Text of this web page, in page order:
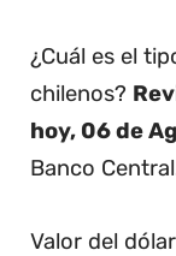
¿Cuál es el
chilenos?
hoy, 06 de
Banco
Valor del